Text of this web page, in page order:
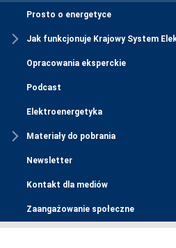
Prosto o energetyce
Jak funkcjonuje Krajowy System
Opracowania eksperckie
Podcast
Elektroenergetyka
Materiały do pobrania
Newsletter
Kontakt dla mediów
Zaangażowanie społeczne